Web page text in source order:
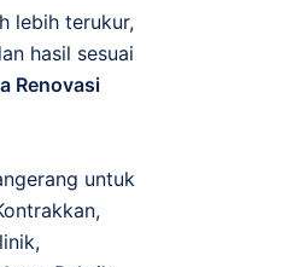
lebih terukur,
hasil sesuai
Renovasi
untuk